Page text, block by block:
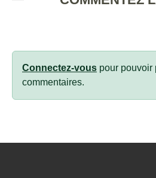
Connectez-vous pour pouvoir
commentaires.